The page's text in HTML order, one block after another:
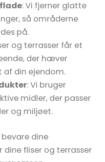
: Vi fjerner glatte
så områderne
på.
og terrasser får et
der hæver
af din ejendom.
: Vi bruger
midler, der passer
og miljøet.
dine
fliser og terrasser